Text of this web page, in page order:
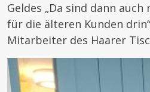
Geldes „Da sind dann auch
für die älteren Kunden
Mitarbeiter des Haarer